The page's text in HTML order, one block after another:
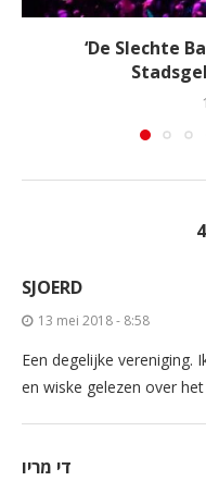
‘De Slechte
SJOERD
13 mei 2018 - 8:58
Een degelijke vereniging.
en wiske gelezen over
די מריו